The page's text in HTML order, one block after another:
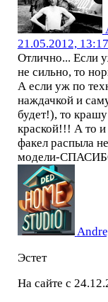
21.05.2012, 13:17
Отлично... Если
не сильно, то
А если уж по
наждачкой и
будет!), то
краской!!! А то и
факел распыла
модели-
Эстет
На сайте с